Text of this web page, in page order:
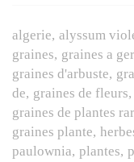
algerie alyssum
graines graines a
graines d'arbuste
de graines de fleurs
graines de plantes
graines plante
paulownia plantes